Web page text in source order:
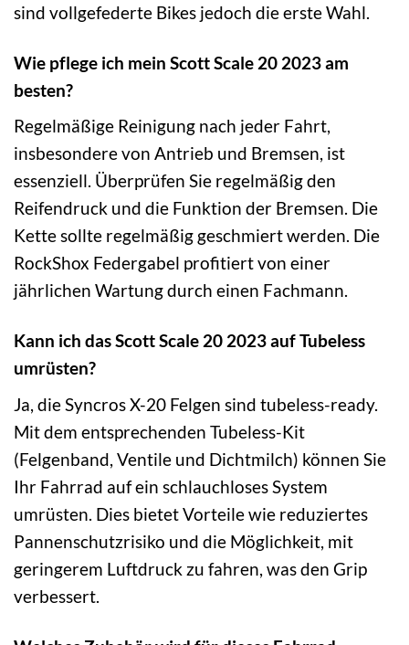
sind vollgefederte Bikes jedoch die erste Wahl.
Wie pflege ich mein Scott Scale 20 2023 am
besten?
Regelmäßige Reinigung nach jeder Fahrt,
insbesondere von Antrieb und Bremsen, ist
essenziell. Überprüfen Sie regelmäßig den
Reifendruck und die Funktion der Bremsen. Die
Kette sollte regelmäßig geschmiert werden. Die
RockShox Federgabel profitiert von einer
jährlichen Wartung durch einen Fachmann.
Kann ich das Scott Scale 20 2023 auf Tubeless
umrüsten?
Ja, die Syncros X-20 Felgen sind tubeless-ready.
Mit dem entsprechenden Tubeless-Kit
(Felgenband, Ventile und Dichtmilch) können Sie
Ihr Fahrrad auf ein schlauchloses System
umrüsten. Dies bietet Vorteile wie reduziertes
Pannenschutzrisiko und die Möglichkeit, mit
geringerem Luftdruck zu fahren, was den Grip
verbessert.